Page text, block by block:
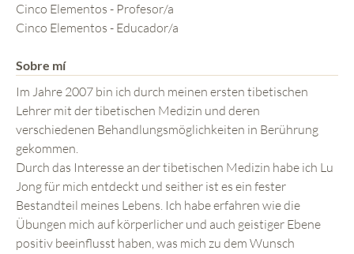
Cinco Elementos - Profesor/a
Cinco Elementos - Educador/a
Sobre mí
Im Jahre 2007 bin ich durch meinen ersten tibetischen
Lehrer mit der tibetischen Medizin und deren
verschiedenen Behandlungsmöglichkeiten in Berührung
gekommen.
Durch das Interesse an der tibetischen Medizin habe ich Lu
Jong für mich entdeckt und seither ist es ein fester
Bestandteil meines Lebens. Ich habe erfahren wie die
Übungen mich auf körperlicher und auch geistiger Ebene
positiv beeinflusst haben, was mich zu dem Wunsch